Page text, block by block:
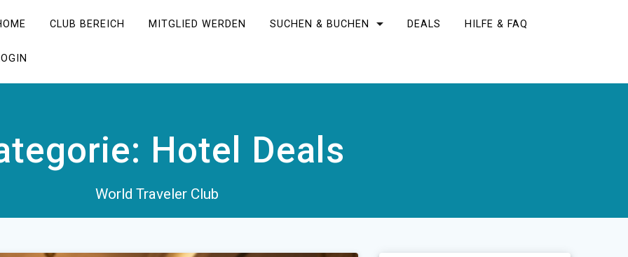
CLUB BEREICH MITGLIED WERDEN SUCHEN & BUCHEN DEALS HILFE & FAQ
Hotel Deals
World Traveler Club